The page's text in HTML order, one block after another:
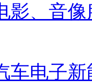
影、音像
车电子新